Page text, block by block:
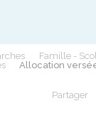
Famille -
Allocation
Partager